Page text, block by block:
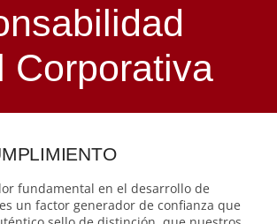
Corporativa
fundamental en el desarrollo de
un factor generador de confianza que